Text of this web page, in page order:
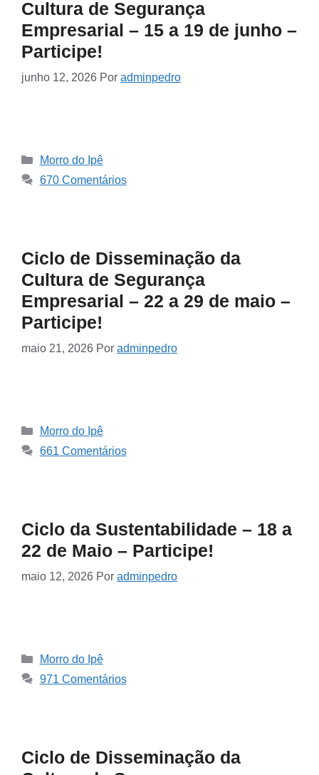
Cultura de Segurança
Empresarial – 15 a 19 de junho –
Participe!
junho 12, 2026 Por adminpedro
Morro do Ipê
670 Comentários
Ciclo de Disseminação da
Cultura de Segurança
Empresarial – 22 a 29 de maio –
Participe!
maio 21, 2026 Por adminpedro
Morro do Ipê
661 Comentários
Ciclo da Sustentabilidade – 18 a
22 de Maio – Participe!
maio 12, 2026 Por adminpedro
Morro do Ipê
971 Comentários
Ciclo de Disseminação da